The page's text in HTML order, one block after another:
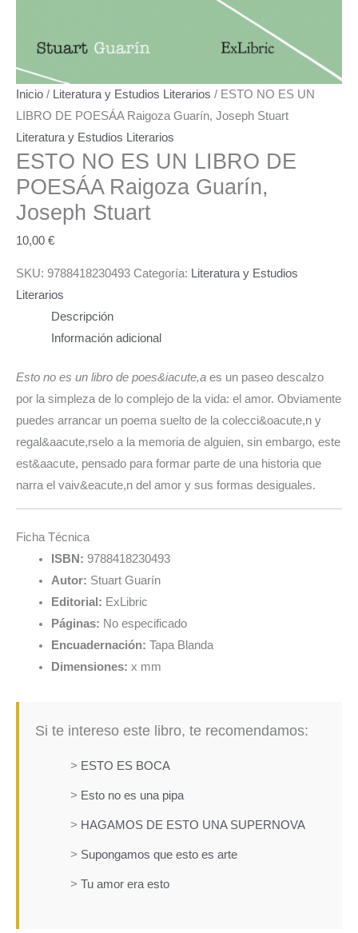
Inicio / Literatura y Estudios Literarios / ESTO NO ES UN
LIBRO DE POESÁA Raigoza Guarín, Joseph Stuart
Literatura y Estudios Literarios
ESTO NO ES UN LIBRO DE
POESÁA Raigoza Guarín,
Joseph Stuart
10,00 €
SKU: 9788418230493 Categoría: Literatura y Estudios
Literarios
Descripción
Información adicional
Esto no es un libro de poes&iacute,a es un paseo descalzo
por la simpleza de lo complejo de la vida: el amor. Obviamente
puedes arrancar un poema suelto de la colecci&oacute,n y
regal&aacute,rselo a la memoria de alguien, sin embargo, este
est&aacute, pensado para formar parte de una historia que
narra el vaiv&eacute,n del amor y sus formas desiguales.
Ficha Técnica
ISBN: 9788418230493
Autor: Stuart Guarín
Editorial: ExLibric
Páginas: No especificado
Encuadernación: Tapa Blanda
Dimensiones: x mm
Si te intereso este libro, te recomendamos:
> ESTO ES BOCA
> Esto no es una pipa
> HAGAMOS DE ESTO UNA SUPERNOVA
> Supongamos que esto es arte
> Tu amor era esto